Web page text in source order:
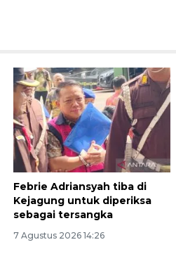
Febrie Adriansyah tiba di
Kejagung untuk diperiksa
sebagai tersangka
7 Agustus 2026 14:26